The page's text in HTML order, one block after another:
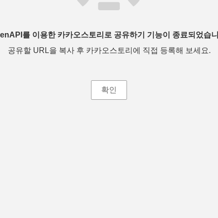
를 이용한 카카오스토리로 공유하기 기능이 종료되었습
공유할 URL을 복사 후 카카오스토리에 직접 등록해 보세요.
확인